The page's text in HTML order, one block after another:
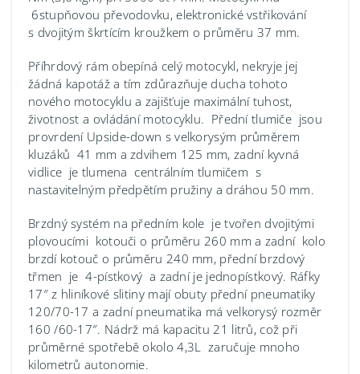
6stupňovou převodovku, elektronické vstřikování
s dvojitým škrtícím kroužkem o průměru 37 mm.
Příhrdový rám obepíná celý motocykl, nekryje jej
žádná kapotáž a tím zdůrazňuje ducha tohoto
nového motocyklu a zajišťuje maximální tuhost,
životnost a ovládání motocyklu. Přední tlumiče jsou
provrdení Upside-down s velkorysým průměrem
kluzáků 41 mm a zdvihem 125 mm, zadní kyvná
vidlice je tlumena centrálním tlumičem s
nastavitelným předpětím pružiny a dráhou 50 mm.
Brzdný systém na předním kole je tvořen dvojitými
plovoucími kotouči o průměru 260 mm a zadní kolo
brzdí kotouč o průměru 240 mm, přední brzdový
třmen je 4-pístkový a zadní je jednopístkový. Ráfky
17″ z hliníkové slitiny mají obuty přední pneumatiky
120/70-17 a zadní pneumatika má velkorysý rozměr
160 /60-17″. Nádrž má kapacitu 21 litrů, což při
průměrné spotřebě okolo 4,3L zaručuje mnoho
kilometrů autonomie.